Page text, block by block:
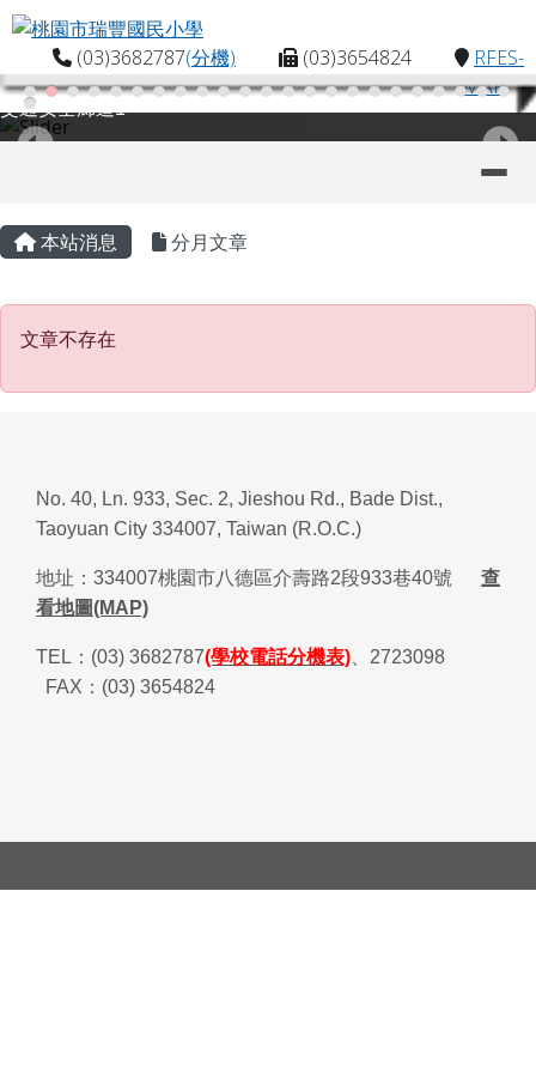
跳至主內容區
桃園市瑞豐國民小學
(03)3682787(分機) (03)3654824
RFES-
MAP
交通安全廊道1
主內容區域
本站消息 分月文章
文章不存在
文章不存在
頁尾區域
No. 40, Ln. 933, Sec. 2, Jieshou Rd., Bade Dist.,
Taoyuan City 334007, Taiwan (R.O.C.)
地址： 334007桃園市八德區介壽路2段933巷40號
查
看地圖(MAP)
TEL ： (03) 3682787(學校電話分機表)
2723098
FAX ： (03) 3654824